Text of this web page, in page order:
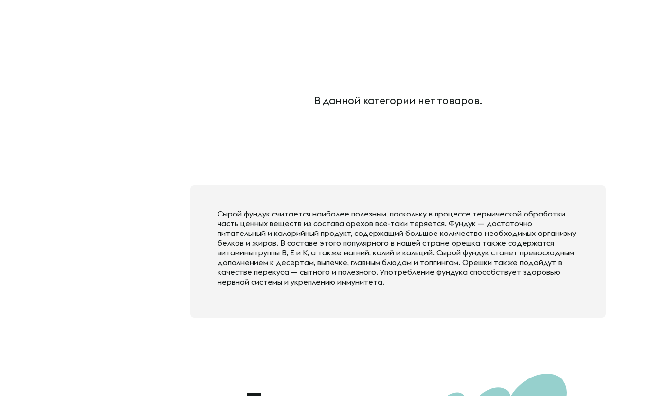
В данной категории нет товаров.
Сырой фундук считается наиболее полезным, поскольку в процессе термической обработки
часть ценных веществ из состава орехов все-таки теряется. Фундук — достаточно
питательный и калорийный продукт, содержащий большое количество необходимых организму
белков и жиров. В составе этого популярного в нашей стране орешка также содержатся
витамины группы В, Е и К, а также магний, калий и кальций. Сырой фундук станет превосходным
дополнением к десертам, выпечке, главным блюдам и топпингам. Орешки также подойдут в
качестве перекуса — сытного и полезного. Употребление фундука способствует здоровью
нервной системы и укреплению иммунитета.